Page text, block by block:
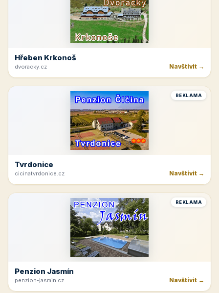
Hřeben Krkonoš
dvoracky.cz Navštívit →
REKLAMA
Tvrdonice
cicinatvrdonice.cz Navštívit →
REKLAMA
Penzion Jasmín
penzion-jasmin.cz Navštívit →